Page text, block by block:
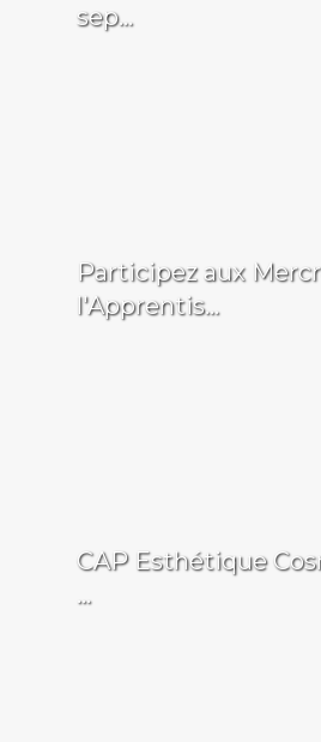
sep...
Participez aux
l'Apprentis...
CAP Esthétique
...